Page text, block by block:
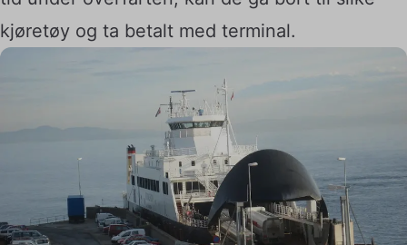
kjøretøy og ta betalt med terminal.